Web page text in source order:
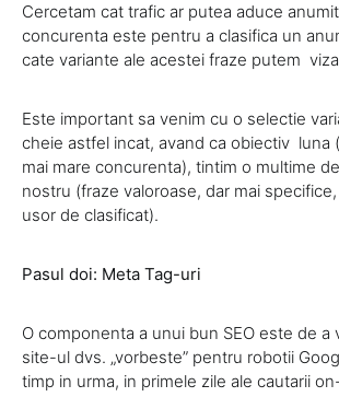
Cercetam cat trafic ar putea aduce
concurenta este pentru a clasifica un
cate variante ale acestei fraze putem
Este important sa venim cu o selectie
cheie astfel incat, avand ca obiectiv luna
mai mare concurenta), tintim o multime
nostru (fraze valoroase, dar mai
usor de clasificat).
Pasul doi: Meta Tag-uri
O componenta a unui bun SEO este de a
site-ul dvs. „vorbeste” pentru robotii
timp in urma, in primele zile ale cautarii